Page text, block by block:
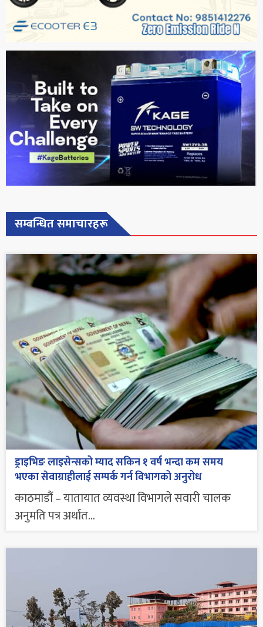
सम्बन्धित समाचारहरू
ड्राइभिङ लाइसेन्सको म्याद सकिन १ वर्ष भन्दा कम समय
भएका सेवाग्राहीलाई सम्पर्क गर्न विभागको अनुरोध
काठमाडौं – यातायात व्यवस्था विभागले सवारी चालक
अनुमति पत्र अर्थात...